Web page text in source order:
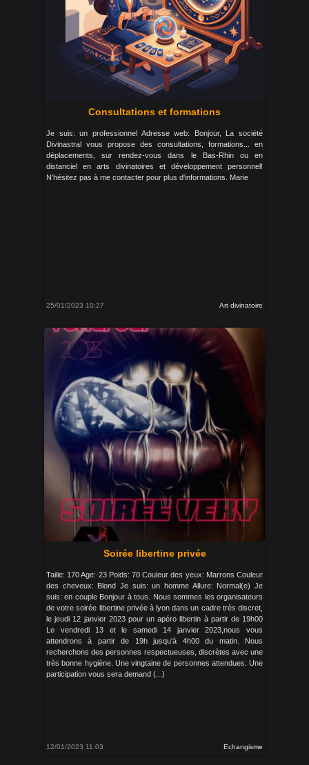
Consultations et formations
Je suis: un professionnel Adresse web: Bonjour, La société
Divinastral vous propose des consultations, formations... en
déplacements, sur rendez-vous dans le Bas-Rhin ou en
distanciel en arts divinatoires et développement personnel!
N'hésitez pas à me contacter pour plus d'informations. Marie
25/01/2023 10:27 Art divinatoire
Soirée libertine privée
Taille: 170 Age: 23 Poids: 70 Couleur des yeux: Marrons Couleur
des cheveux: Blond Je suis: un homme Allure: Normal(e) Je
suis: en couple Bonjour à tous. Nous sommes les organisateurs
de votre soirée libertine privée à lyon dans un cadre très discret,
le jeudi 12 janvier 2023 pour un apéro libertin à partir de 19h00
Le vendredi 13 et le samedi 14 janvier 2023,nous vous
attendrons à partir de 19h jusqu'à 4h00 du matin. Nous
recherchons des personnes respectueuses, discrètes avec une
très bonne hygiène. Une vingtaine de personnes attendues. Une
participation vous sera demand (...)
12/01/2023 11:03 Echangisme